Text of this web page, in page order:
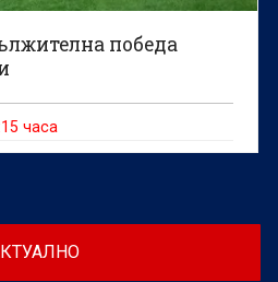
победа
часа